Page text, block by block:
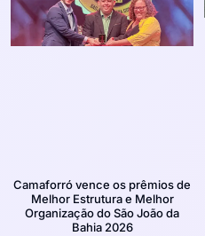
Camaforró vence os prêmios de
Melhor Estrutura e Melhor
Organização do São João da
Bahia 2026